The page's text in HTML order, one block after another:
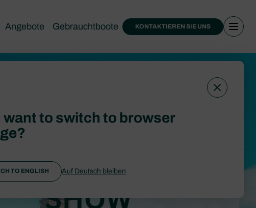
Angebote Gebrauchtboote KONTAKTIEREN SIE UNS
want to switch to browser
TO ENGLISH Auf Deutsch bleiben